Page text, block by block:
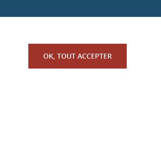
OK, TOUT ACCEPTER